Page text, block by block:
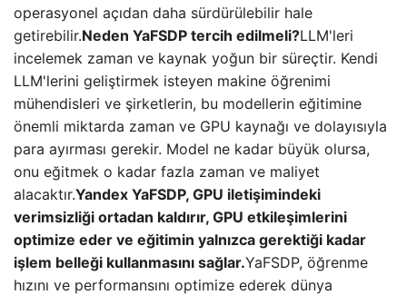
operasyonel açıdan daha sürdürülebilir hale
getirebilir.Neden YaFSDP tercih edilmeli?LLM'leri
incelemek zaman ve kaynak yoğun bir süreçtir. Kendi
LLM'lerini geliştirmek isteyen makine öğrenimi
mühendisleri ve şirketlerin, bu modellerin eğitimine
önemli miktarda zaman ve GPU kaynağı ve dolayısıyla
para ayırması gerekir. Model ne kadar büyük olursa,
onu eğitmek o kadar fazla zaman ve maliyet
alacaktır.Yandex YaFSDP, GPU iletişimindeki
verimsizliği ortadan kaldırır, GPU etkileşimlerini
optimize eder ve eğitimin yalnızca gerektiği kadar
işlem belleği kullanmasını sağlar.YaFSDP, öğrenme
hızını ve performansını optimize ederek dünya